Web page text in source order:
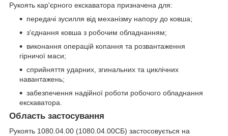
Рукоять кар'єрного екскаватора призначена для:
передачі зусилля від механізму напору до ковша;
з'єднання ковша з робочим обладнанням;
виконання операцій копання та розвантаження
гірничої маси;
сприйняття ударних, згинальних та циклічних
навантажень;
забезпечення надійної роботи робочого обладнання
екскаватора.
Область застосування
Рукоять 1080.04.00 (1080.04.00СБ) застосовується на